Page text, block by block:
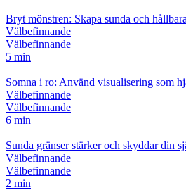
Bryt mönstren: Skapa sunda och
Välbefinnande
Välbefinnande
5 min
Somna i ro: Använd visualisering som
Välbefinnande
Välbefinnande
6 min
Sunda gränser stärker och skyddar din
Välbefinnande
Välbefinnande
2 min